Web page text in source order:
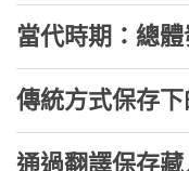
當代時期：總
傳統方式保存
通過翻譯保存